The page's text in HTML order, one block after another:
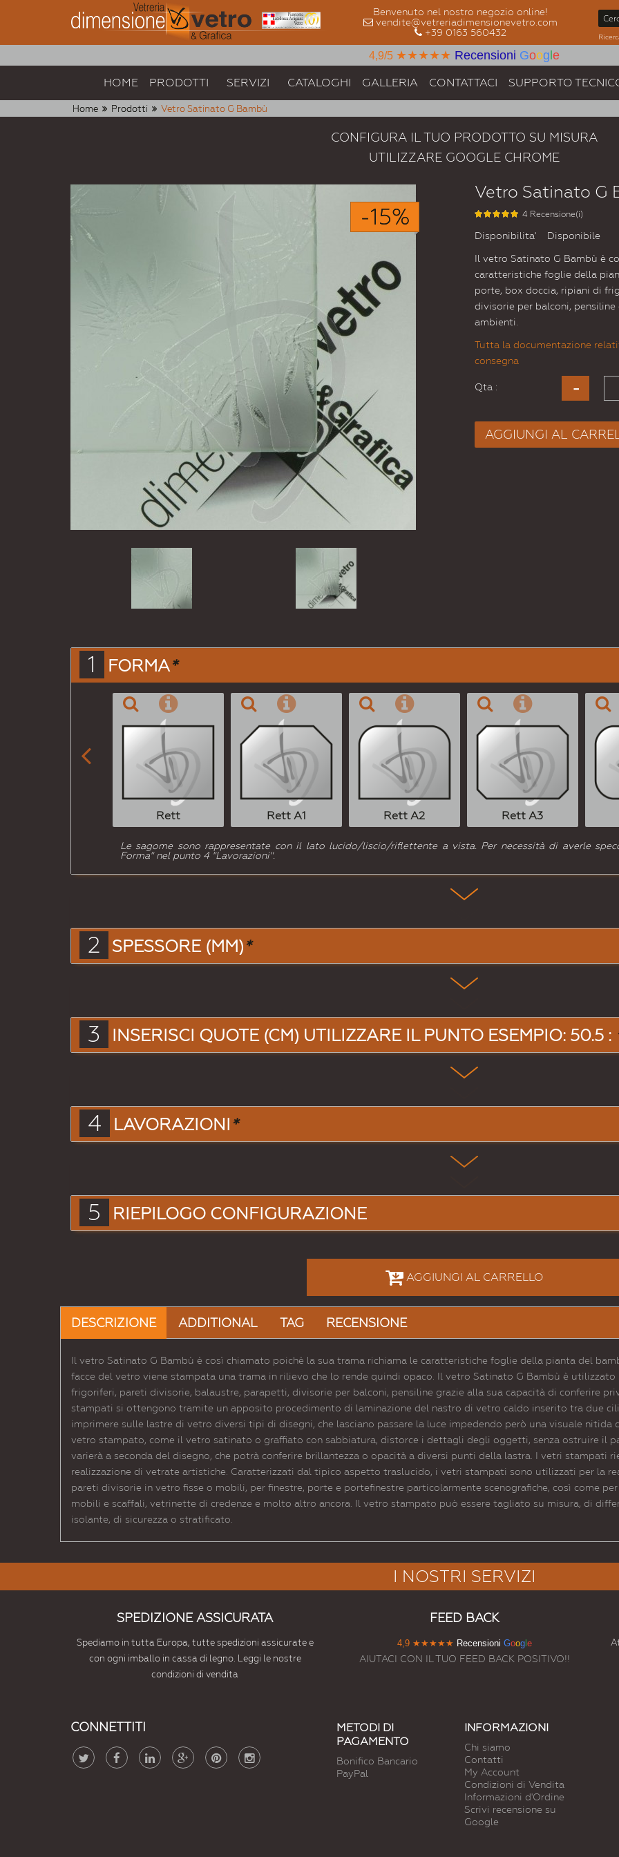
Benvenuto nel nostro negozio online!
vendite@vetreriadimensionevetro.com
+39 0163 560432
4,9/5 ★★★★★ Recensioni Goog e
HOME PRODOTTI SERVIZI CATALOGHI GALLERIA CONTATTACI SUPPORTO
Home Prodotti Vetro Satinato G Bambù
CONFIGURA IL TUO PRODOTTO SU MISURA
UTILIZZARE GOOGLE CHROME
-15%
Vetro Satinato G
4 Recensione(i)
Disponibilita' Disponibile
Il vetro Satinato G Bambù è
caratteristiche foglie della
porte, box doccia, ripiani di
divisorie per balconi,
ambienti.
Tutta la documentazione
consegna
Qta :
AGGIUNGI AL
1 FORMA*
Rett Rett A1 Rett A2 Rett A3

Le sagome sono rappresentate con il lato lucido/liscio/riflettente a vista. Per necessità di averle
Forma" nel punto 4 "Lavorazioni".
2 SPESSORE (MM)*
3 INSERISCI QUOTE (CM) UTILIZZARE IL PUNTO ESEMPIO: 50.5 :
4 LAVORAZIONI *
5 RIEPILOGO CONFIGURAZIONE
AGGIUNGI AL CARRELLO
DESCRIZIONE ADDITIONAL TAG RECENSIONE
Il vetro Satinato G Bambù è così chiamato poichè la sua trama richiama le caratteristiche foglie della pianta del
facce del vetro viene stampata una trama in rilievo che lo rende quindi opaco. Il vetro Satinato G Bambù è
frigoriferi, pareti divisorie, balaustre, parapetti, divisorie per balconi, pensiline grazie alla sua capacità di conferire
stampati si ottengono tramite un apposito procedimento di laminazione del nastro di vetro caldo inserito tra due
imprimere sulle lastre di vetro diversi tipi di disegni, che lasciano passare la luce impedendo però una visuale nitida
vetro stampato, come il vetro satinato o graffiato con sabbiatura, distorce i dettagli degli oggetti, senza ostruire il
varierà a seconda del disegno, che potrà conferire brillantezza o opacità a diversi punti della lastra. I vetri stampati
realizzazione di vetrate artistiche. Caratterizzati dal tipico aspetto traslucido, i vetri stampati sono utilizzati per la
pareti divisorie in vetro fisse o mobili, per finestre, porte e portefinestre particolarmente scenografiche, così come
mobili e scaffali, vetrinette di credenze e molto altro ancora. Il vetro stampato può essere tagliato su misura, di
isolante, di sicurezza o stratificato.
I NOSTRI SERVIZI
SPEDIZIONE ASSICURATA
Spediamo in tutta Europa, tutte spedizioni assicurate e
con ogni imballo in cassa di legno. Leggi le nostre
condizioni di vendita
FEED BACK
4,9 ★★★★★ Recensioni Googl e
AIUTACI CON IL TUO FEED BACK POSITIVO!!
CONNETTITI
METODI DI
PAGAMENTO
Bonifico Bancario
PayPal
INFORMAZIONI
Chi siamo
Contatti
My Account
Condizioni di Vendita
Informazioni d'Ordine
Scrivi recensione su
Google